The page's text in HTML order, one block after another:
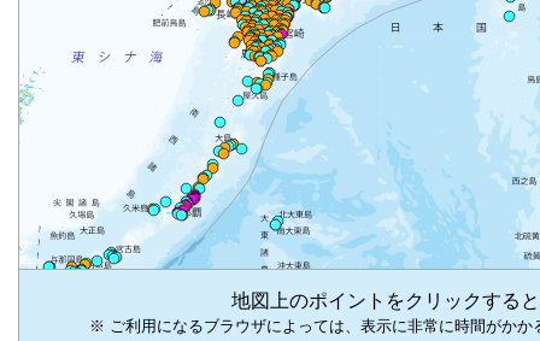
地図上のポイントをクリックする
※ ご利用になるブラウザによっては、表示に非常に時間がか